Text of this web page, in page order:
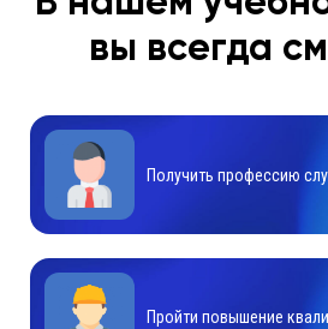
вы всегда
Получить профессию
Пройти повышение